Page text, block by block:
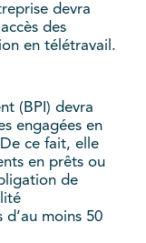
devra
des
en télétravail.
(BPI) devra
engagées en
ce fait, elle
en prêts ou
de
d’au moins 50